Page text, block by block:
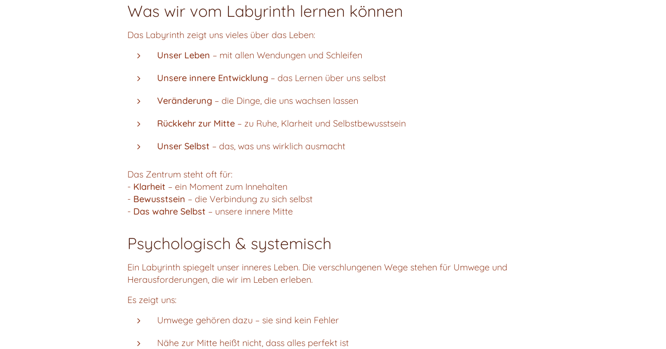
Was wir vom Labyrinth lernen können
Das Labyrinth zeigt uns vieles über das Leben:
Unser Leben – mit allen Wendungen und Schleifen
Unsere innere Entwicklung – das Lernen über uns selbst
Veränderung – die Dinge, die uns wachsen lassen
Rückkehr zur Mitte – zu Ruhe, Klarheit und Selbstbewusstsein
Unser Selbst – das, was uns wirklich ausmacht
Das Zentrum steht oft für:
- Klarheit – ein Moment zum Innehalten
- Bewusstsein – die Verbindung zu sich selbst
- Das wahre Selbst – unsere innere Mitte
Psychologisch & systemisch
Ein Labyrinth spiegelt unser inneres Leben. Die verschlungenen Wege stehen für Umwege und
Herausforderungen, die wir im Leben erleben.
Es zeigt uns:
Umwege gehören dazu – sie sind kein Fehler
Nähe zur Mitte heißt nicht, dass alles perfekt ist